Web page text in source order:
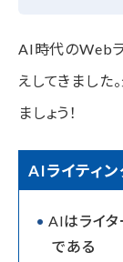
AI時代のWebラ
えしてきました
ましょう！
AIライティン
AIはライ
である